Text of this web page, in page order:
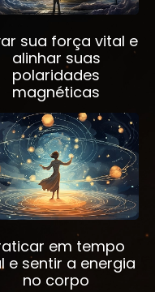
sua força vital e
alinhar suas
polaridades
magnéticas
em tempo
e sentir a energia
no corpo